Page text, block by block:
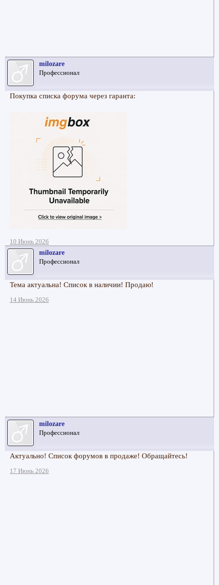
milozare
Профессионал
Покупка списка форума через гаранта:
10 Июнь 2026
milozare
Профессионал
Тема актуальна! Список в наличии! Продаю!
14 Июнь 2026
milozare
Профессионал
Актуально! Список форумов в продаже! Обращайтесь!
17 Июнь 2026